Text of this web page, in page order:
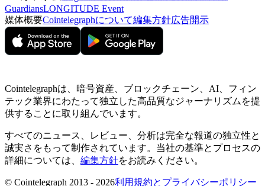
GuardiansLONGITUDE Event
媒体概要Cointelegraphについて編集方針広告開示
Cointelegraphは、暗号資産、ブロックチェーン、AI、フィン
テック業界にわたって独立した高品質なジャーナリズムを提
供することに取り組んでいます。
すべてのニュース、レビュー、分析は完全な報道の独立性と
誠実さをもって制作されています。当社の基準とプロセスの
詳細については、 編集方針をお読みください。
© Cointelegraph 2013 - 2026利用規約とプライバシーポリシー